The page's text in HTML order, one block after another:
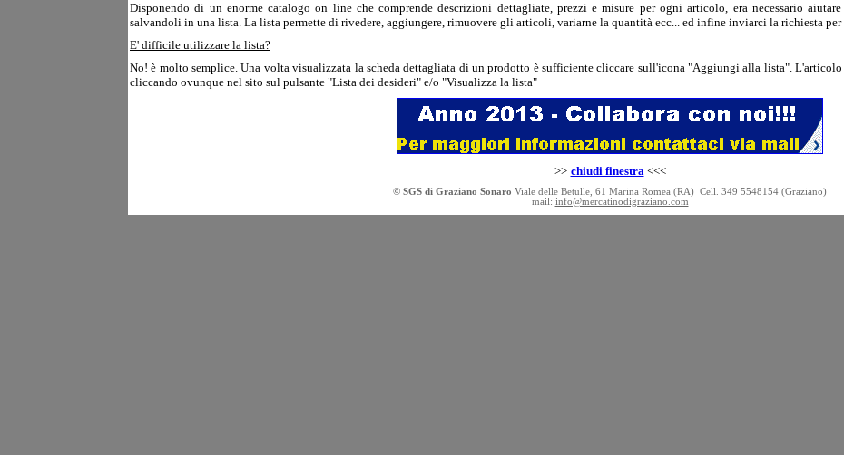
Disponendo di un enorme catalogo on line che comprende descrizioni dettagliate, prezzi e misure per ogni articolo, era necessario
salvandoli in una lista. La lista permette di rivedere, aggiungere, rimuovere gli articoli, variarne la quantità ecc... ed infine inviarci la richiesta per
E' difficile utilizzare la lista?
No! è molto semplice. Una volta visualizzata la scheda dettagliata di un prodotto è sufficiente cliccare sull'icona "Aggiungi alla lista".
cliccando ovunque nel sito sul pulsante "Lista dei desideri" e/o "Visualizza la lista"
>> chiudi finestra<<<
© SGS di Graziano Sonaro Viale delle Betulle, 61 Marina Romea (RA) Cell. 349 5548154 (Graziano)
mail: info@mercatinodigraziano.com